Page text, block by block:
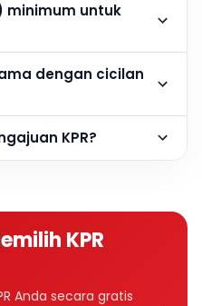
minimum untuk
dengan cicilan
KPR?
KPR
Anda secara gratis